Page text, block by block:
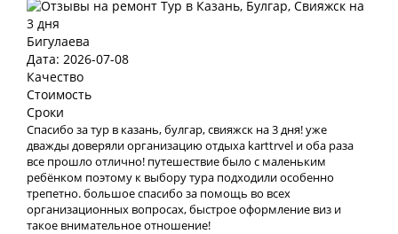
Бигулаева
Дата: 2026-07-08
Качество
Стоимость
Сроки
Спасибо за тур в казань, булгар, свияжск на 3 дня! уже
дважды доверяли организацию отдыха karttrvel и оба раза
все прошло отлично! путешествие было с маленьким
ребёнком поэтому к выбору тура подходили особенно
трепетно. большое спасибо за помощь во всех
организационных вопросах, быстрое оформление виз и
такое внимательное отношение!